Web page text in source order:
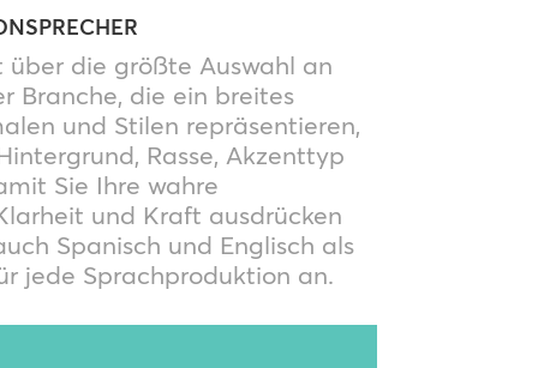
die größte Auswahl an
Branche, die ein breites
und Stilen repräsentieren,
Rasse, Akzenttyp
Sie Ihre wahre
und Kraft ausdrücken
Spanisch und Englisch als
jede Sprachproduktion an.